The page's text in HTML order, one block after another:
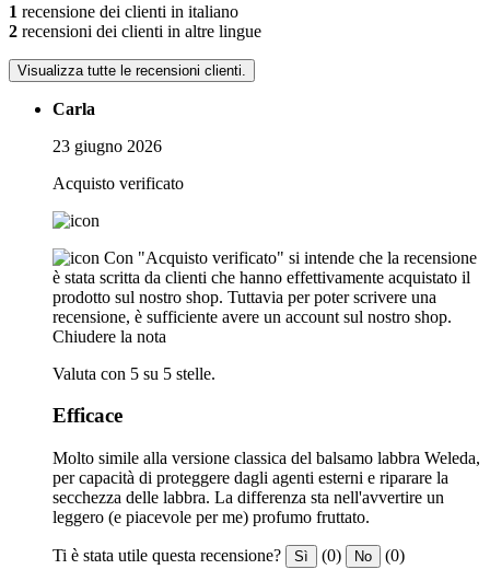
1 recensione dei clienti in italiano
2 recensioni dei clienti in altre lingue
Visualizza tutte le recensioni clienti.
Carla
23 giugno 2026
Acquisto verificato
Con "Acquisto verificato" si intende che la recensione
è stata scritta da clienti che hanno effettivamente acquistato il
prodotto sul nostro shop. Tuttavia per poter scrivere una
recensione, è sufficiente avere un account sul nostro shop.
Chiudere la nota
Valuta con 5 su 5 stelle.
Efficace
Molto simile alla versione classica del balsamo labbra Weleda,
per capacità di proteggere dagli agenti esterni e riparare la
secchezza delle labbra. La differenza sta nell'avvertire un
leggero (e piacevole per me) profumo fruttato.
Ti è stata utile questa recensione? Sì (0) No (0)